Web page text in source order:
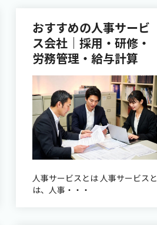
おすすめの人事サービ
ス会社｜採用・研修・
労務管理・給与計算
人事サービスとは 人事サービスと
は、人事・・・